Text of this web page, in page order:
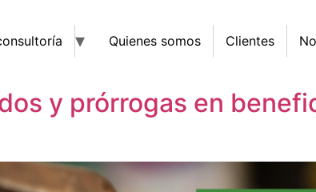
Quienes somos Clientes
y prórrogas en